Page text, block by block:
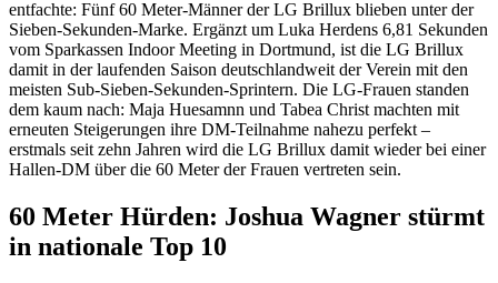
entfachte: Fünf 60 Meter-Männer der LG Brillux blieben unter der
Sieben-Sekunden-Marke. Ergänzt um Luka Herdens 6,81 Sekunden
vom Sparkassen Indoor Meeting in Dortmund, ist die LG Brillux
damit in der laufenden Saison deutschlandweit der Verein mit den
meisten Sub-Sieben-Sekunden-Sprintern. Die LG-Frauen standen
dem kaum nach: Maja Huesamnn und Tabea Christ machten mit
erneuten Steigerungen ihre DM-Teilnahme nahezu perfekt –
erstmals seit zehn Jahren wird die LG Brillux damit wieder bei einer
Hallen-DM über die 60 Meter der Frauen vertreten sein.
60 Meter Hürden: Joshua Wagner stürmt
in nationale Top 10